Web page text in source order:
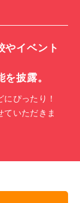
やイベント
披露。
ぴったり！
ていただきま